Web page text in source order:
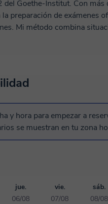
Goethe-Institut. Con más
la preparación de exámenes
diseñado para
forma efectiva y
y hora para empezar a
se muestran en tu zona
jue.
06/08
vie.
07/08
sáb.
08/08